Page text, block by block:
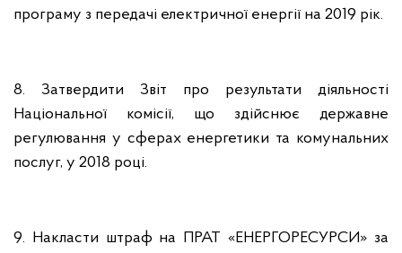
програму з передачі електричної енергії на 2019 рік.
8. Затвердити Звіт про результати діяльності
Національної комісії, що здійснює державне
регулювання у сферах енергетики та комунальних
послуг, у 2018 році.
9. Накласти штраф на ПРАТ «ЕНЕРГОРЕСУРСИ» за